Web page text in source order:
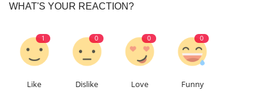
WHAT'S YOUR REACTION?
1
Like
0
Dislike
0
Love
0
Funny